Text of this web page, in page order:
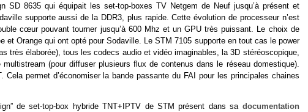
8635 qui équipait les set-top-boxes TV Netgem de Neuf jusqu’à présent et
supporte aussi de la DDR3, plus rapide. Cette évolution de processeur n’est
cœur pouvant tourner jusqu’à 600 Mhz et un GPU très puissant. Le choix de
et Orange qui ont opté pour Sodaville. Le STM 7105 supporte en tout cas le power
très élaborée), tous les codecs audio et vidéo imaginables, la 3D stéréoscopique,
(pour diffuser plusieurs flux de contenus dans le réseau domestique).
permet d’économiser la bande passante du FAI pour les principales chaines
de set-top-box hybride TNT+IPTV de STM présent dans sa documentation